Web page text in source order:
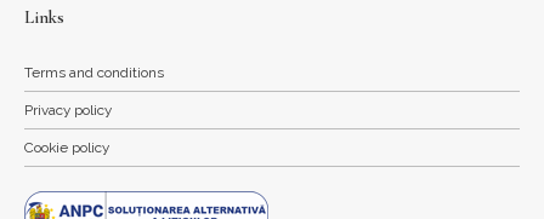
Links
Terms and conditions
Privacy policy
Cookie policy